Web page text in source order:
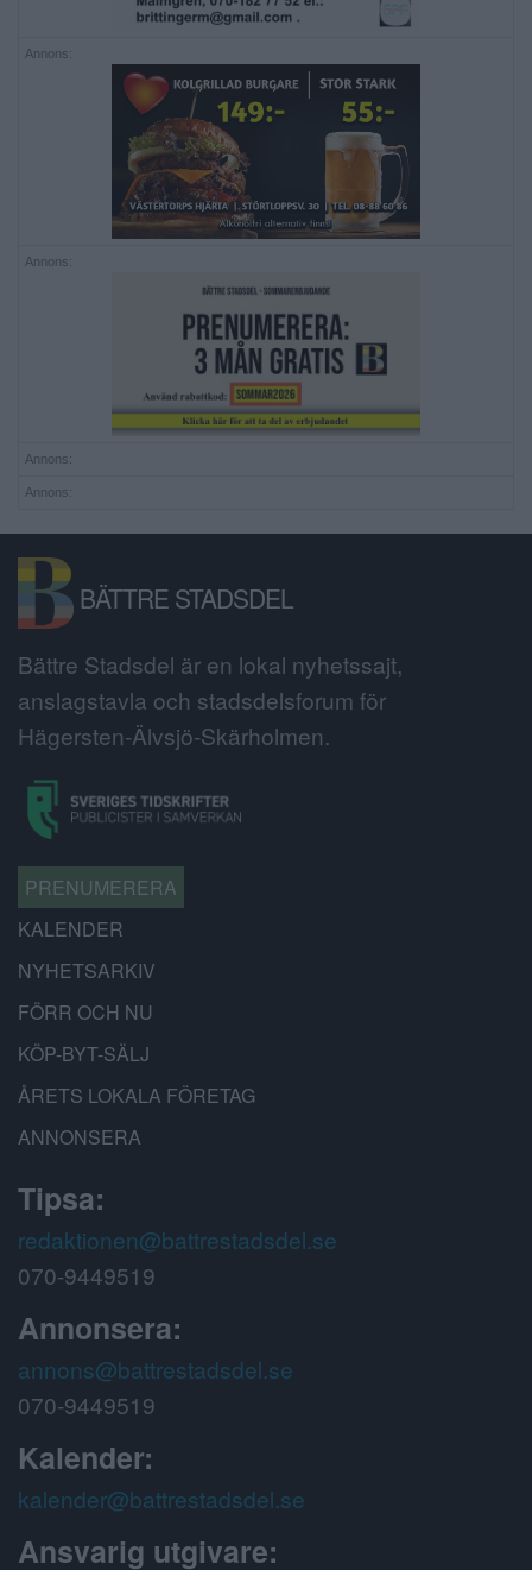
Annons:
Annons:
Annons:
Annons:
BÄTTRE STADSDEL
Bättre Stadsdel är en lokal nyhetssajt,
anslagstavla och stadsdelsforum för
Hägersten-Älvsjö-Skärholmen.
PRENUMERERA
KALENDER
NYHETSARKIV
FÖRR OCH NU
KÖP-BYT-SÄLJ
ÅRETS LOKALA FÖRETAG
ANNONSERA
Tipsa:
redaktionen@battrestadsdel.se
070-9449519
Annonsera:
annons@battrestadsdel.se
070-9449519
Kalender:
kalender@battrestadsdel.se
Ansvarig utgivare: